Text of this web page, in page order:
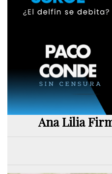
Ana Lilia